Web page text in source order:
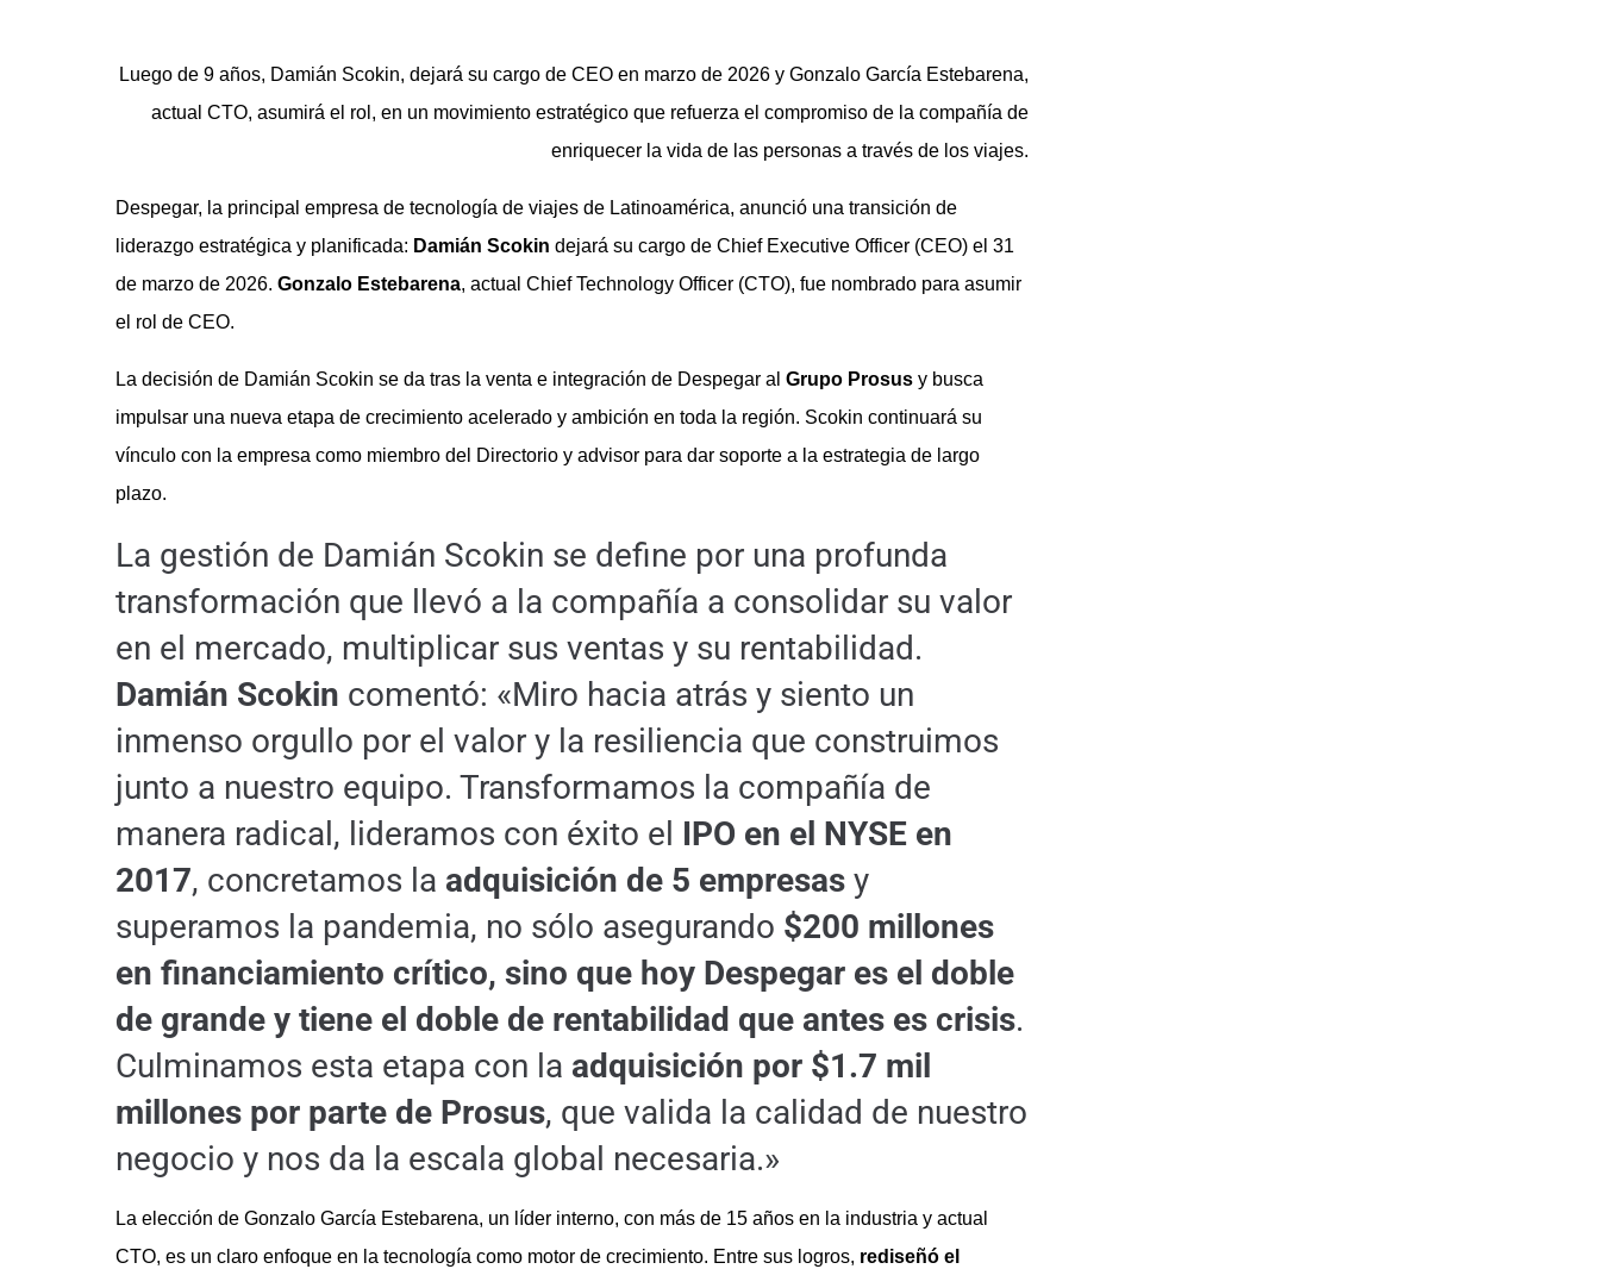
Luego de 9 años, Damián Scokin, dejará su cargo de CEO en marzo de 2026 y Gonzalo García Estebarena,
actual CTO, asumirá el rol, en un movimiento estratégico que refuerza el compromiso de la compañía de
enriquecer la vida de las personas a través de los viajes.
Despegar, la principal empresa de tecnología de viajes de Latinoamérica, anunció una transición de
liderazgo estratégica y planificada: Damián Scokin dejará su cargo de Chief Executive Officer (CEO) el 31
de marzo de 2026. Gonzalo Estebarena, actual Chief Technology Officer (CTO), fue nombrado para asumir
el rol de CEO.
La decisión de Damián Scokin se da tras la venta e integración de Despegar al Grupo Prosus y busca
impulsar una nueva etapa de crecimiento acelerado y ambición en toda la región. Scokin continuará su
vínculo con la empresa como miembro del Directorio y advisor para dar soporte a la estrategia de largo
plazo.
La gestión de Damián Scokin se define por una profunda
transformación que llevó a la compañía a consolidar su valor
en el mercado, multiplicar sus ventas y su rentabilidad.
Damián Scokin comentó: «Miro hacia atrás y siento un
inmenso orgullo por el valor y la resiliencia que construimos
junto a nuestro equipo. Transformamos la compañía de
manera radical, lideramos con éxito el IPO en el NYSE en
2017, concretamos la adquisición de 5 empresas y
superamos la pandemia, no sólo asegurando $200 millones
en financiamiento crítico, sino que hoy Despegar es el doble
de grande y tiene el doble de rentabilidad que antes es crisis.
Culminamos esta etapa con la adquisición por $1.7 mil
millones por parte de Prosus, que valida la calidad de nuestro
negocio y nos da la escala global necesaria.»
La elección de Gonzalo García Estebarena, un líder interno, con más de 15 años en la industria y actual
CTO, es un claro enfoque en la tecnología como motor de crecimiento. Entre sus logros, rediseñó el